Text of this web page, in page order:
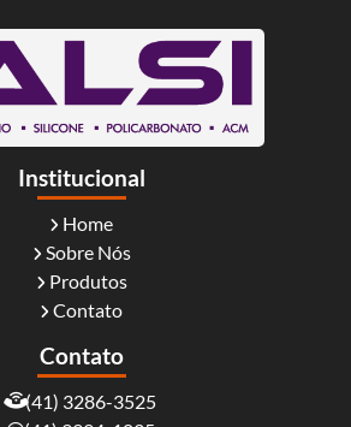
Institucional
Home
Sobre Nós
Produtos
Contato
Contato
(41) 3286-3525